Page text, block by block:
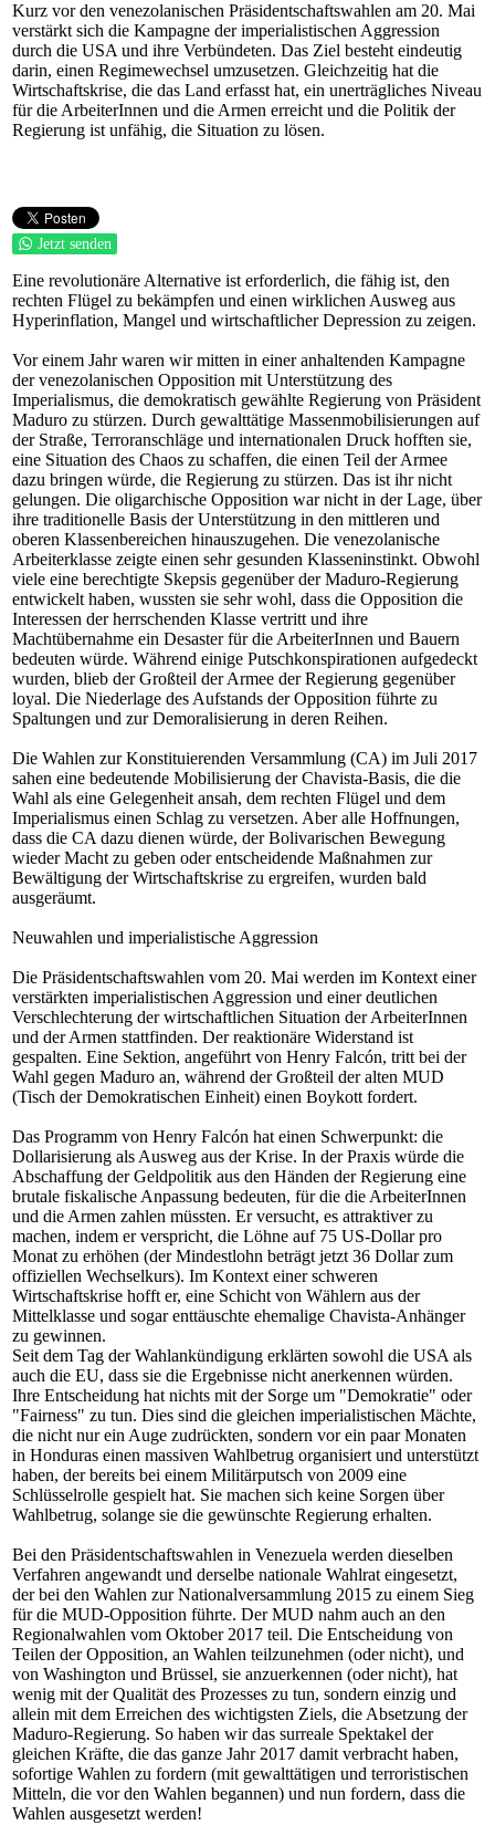
Kurz vor den venezolanischen Präsidentschaftswahlen am 20. Mai
verstärkt sich die Kampagne der imperialistischen Aggression
durch die USA und ihre Verbündeten. Das Ziel besteht eindeutig
darin, einen Regimewechsel umzusetzen. Gleichzeitig hat die
Wirtschaftskrise, die das Land erfasst hat, ein unerträgliches Niveau
für die ArbeiterInnen und die Armen erreicht und die Politik der
Regierung ist unfähig, die Situation zu lösen.
Jetzt senden
Eine revolutionäre Alternative ist erforderlich, die fähig ist, den
rechten Flügel zu bekämpfen und einen wirklichen Ausweg aus
Hyperinflation, Mangel und wirtschaftlicher Depression zu zeigen.
Vor einem Jahr waren wir mitten in einer anhaltenden Kampagne
der venezolanischen Opposition mit Unterstützung des
Imperialismus, die demokratisch gewählte Regierung von Präsident
Maduro zu stürzen. Durch gewalttätige Massenmobilisierungen auf
der Straße, Terroranschläge und internationalen Druck hofften sie,
eine Situation des Chaos zu schaffen, die einen Teil der Armee
dazu bringen würde, die Regierung zu stürzen. Das ist ihr nicht
gelungen. Die oligarchische Opposition war nicht in der Lage, über
ihre traditionelle Basis der Unterstützung in den mittleren und
oberen Klassenbereichen hinauszugehen. Die venezolanische
Arbeiterklasse zeigte einen sehr gesunden Klasseninstinkt. Obwohl
viele eine berechtigte Skepsis gegenüber der Maduro-Regierung
entwickelt haben, wussten sie sehr wohl, dass die Opposition die
Interessen der herrschenden Klasse vertritt und ihre
Machtübernahme ein Desaster für die ArbeiterInnen und Bauern
bedeuten würde. Während einige Putschkonspirationen aufgedeckt
wurden, blieb der Großteil der Armee der Regierung gegenüber
loyal. Die Niederlage des Aufstands der Opposition führte zu
Spaltungen und zur Demoralisierung in deren Reihen.
Die Wahlen zur Konstituierenden Versammlung (CA) im Juli 2017
sahen eine bedeutende Mobilisierung der Chavista-Basis, die die
Wahl als eine Gelegenheit ansah, dem rechten Flügel und dem
Imperialismus einen Schlag zu versetzen. Aber alle Hoffnungen,
dass die CA dazu dienen würde, der Bolivarischen Bewegung
wieder Macht zu geben oder entscheidende Maßnahmen zur
Bewältigung der Wirtschaftskrise zu ergreifen, wurden bald
ausgeräumt.
Neuwahlen und imperialistische Aggression
Die Präsidentschaftswahlen vom 20. Mai werden im Kontext einer
verstärkten imperialistischen Aggression und einer deutlichen
Verschlechterung der wirtschaftlichen Situation der ArbeiterInnen
und der Armen stattfinden. Der reaktionäre Widerstand ist
gespalten. Eine Sektion, angeführt von Henry Falcón, tritt bei der
Wahl gegen Maduro an, während der Großteil der alten MUD
(Tisch der Demokratischen Einheit) einen Boykott fordert.
Das Programm von Henry Falcón hat einen Schwerpunkt: die
Dollarisierung als Ausweg aus der Krise. In der Praxis würde die
Abschaffung der Geldpolitik aus den Händen der Regierung eine
brutale fiskalische Anpassung bedeuten, für die die ArbeiterInnen
und die Armen zahlen müssten. Er versucht, es attraktiver zu
machen, indem er verspricht, die Löhne auf 75 US-Dollar pro
Monat zu erhöhen (der Mindestlohn beträgt jetzt 36 Dollar zum
offiziellen Wechselkurs). Im Kontext einer schweren
Wirtschaftskrise hofft er, eine Schicht von Wählern aus der
Mittelklasse und sogar enttäuschte ehemalige Chavista-Anhänger
zu gewinnen.
Seit dem Tag der Wahlankündigung erklärten sowohl die USA als
auch die EU, dass sie die Ergebnisse nicht anerkennen würden.
Ihre Entscheidung hat nichts mit der Sorge um "Demokratie" oder
"Fairness" zu tun. Dies sind die gleichen imperialistischen Mächte,
die nicht nur ein Auge zudrückten, sondern vor ein paar Monaten
in Honduras einen massiven Wahlbetrug organisiert und unterstützt
haben, der bereits bei einem Militärputsch von 2009 eine
Schlüsselrolle gespielt hat. Sie machen sich keine Sorgen über
Wahlbetrug, solange sie die gewünschte Regierung erhalten.
Bei den Präsidentschaftswahlen in Venezuela werden dieselben
Verfahren angewandt und derselbe nationale Wahlrat eingesetzt,
der bei den Wahlen zur Nationalversammlung 2015 zu einem Sieg
für die MUD-Opposition führte. Der MUD nahm auch an den
Regionalwahlen vom Oktober 2017 teil. Die Entscheidung von
Teilen der Opposition, an Wahlen teilzunehmen (oder nicht), und
von Washington und Brüssel, sie anzuerkennen (oder nicht), hat
wenig mit der Qualität des Prozesses zu tun, sondern einzig und
allein mit dem Erreichen des wichtigsten Ziels, die Absetzung der
Maduro-Regierung. So haben wir das surreale Spektakel der
gleichen Kräfte, die das ganze Jahr 2017 damit verbracht haben,
sofortige Wahlen zu fordern (mit gewalttätigen und terroristischen
Mitteln, die vor den Wahlen begannen) und nun fordern, dass die
Wahlen ausgesetzt werden!